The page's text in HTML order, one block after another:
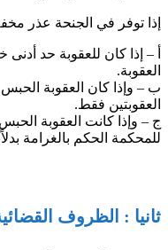
إذا توفر في الجنحة عذر
أ – إذا كان للعقوبة حد
العقوبة.
ب – وإذا كان العقوبة
العقوبتین فقط.
ج – وإذا كانت العقوبة
للمحكمة الحكم بالغرامة
ثانيا : الظروف